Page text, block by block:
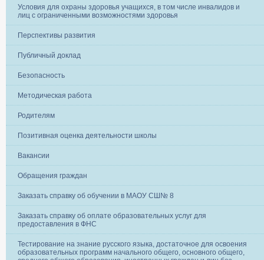
Условия для охраны здоровья учащихся, в том числе инвалидов и
лиц с ограниченными возможностями здоровья
Перспективы развития
Публичный доклад
Безопасность
Методическая работа
Родителям
Позитивная оценка деятельности школы
Вакансии
Обращения граждан
Заказать справку об обучении в МАОУ СШ№ 8
Заказать справку об оплате образовательных услуг для
предоставления в ФНС
Тестирование на знание русского языка, достаточное для освоения
образовательных программ начального общего, основного общего,